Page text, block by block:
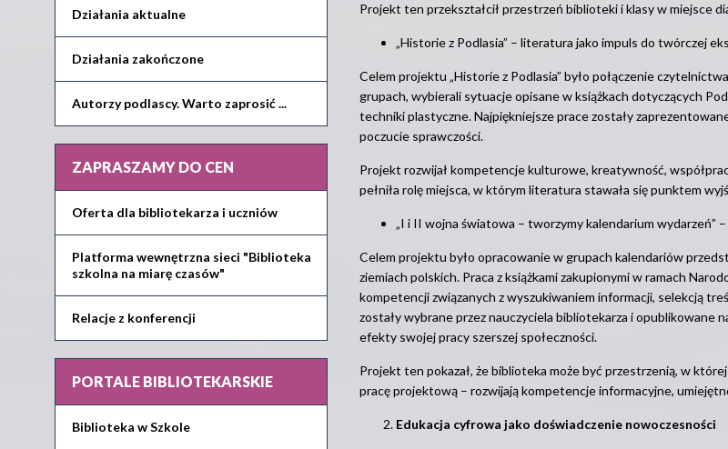
Działania aktualne
Działania zakończone
Autorzy podlascy. Warto zaprosić ...
ZAPRASZAMY DO CEN
Oferta dla bibliotekarza i uczniów
Platforma wewnętrzna sieci "Biblioteka
szkolna na miarę czasów"
Relacje z konferencji
PORTALE BIBLIOTEKARSKIE
Biblioteka w Szkole
Projekt ten przekształcił przestrzeń biblioteki i klasy w miejsce
„Historie z Podlasia” – literatura jako impuls do twórczej
Celem projektu „Historie z Podlasia” było połączenie
grupach, wybierali sytuacje opisane w książkach dotyczących
techniki plastyczne. Najpiękniejsze prace zostały
poczucie sprawczości.
Projekt rozwijał kompetencje kulturowe, kreatywność,
pełniła rolę miejsca, w którym literatura stawała się punktem
„I i II wojna światowa – tworzymy kalendarium wydarzeń”
Celem projektu było opracowanie w grupach kalendariów
ziemiach polskich. Praca z książkami zakupionymi w ramach
kompetencji związanych z wyszukiwaniem informacji, selekcją
zostały wybrane przez nauczyciela bibliotekarza i opublikowane
efekty swojej pracy szerszej społeczności.
Projekt ten pokazał, że biblioteka może być przestrzenią, w
pracę projektową – rozwijają kompetencje informacyjne,
Edukacja cyfrowa jako doświadczenie nowoczesności